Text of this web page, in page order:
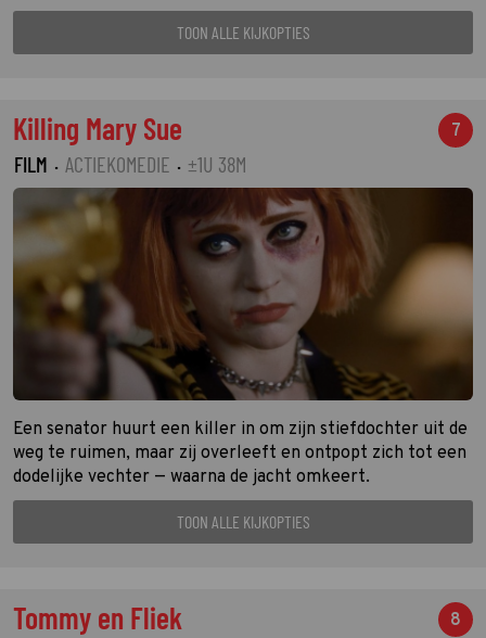
TOON ALLE KIJKOPTIES
Killing Mary Sue 7
FILM · ACTIEKOMEDIE · ±1U 38M
Een senator huurt een killer in om zijn stiefdochter uit de
weg te ruimen, maar zij overleeft en ontpopt zich tot een
dodelijke vechter — waarna de jacht omkeert.
TOON ALLE KIJKOPTIES
Tommy en Fliek 8